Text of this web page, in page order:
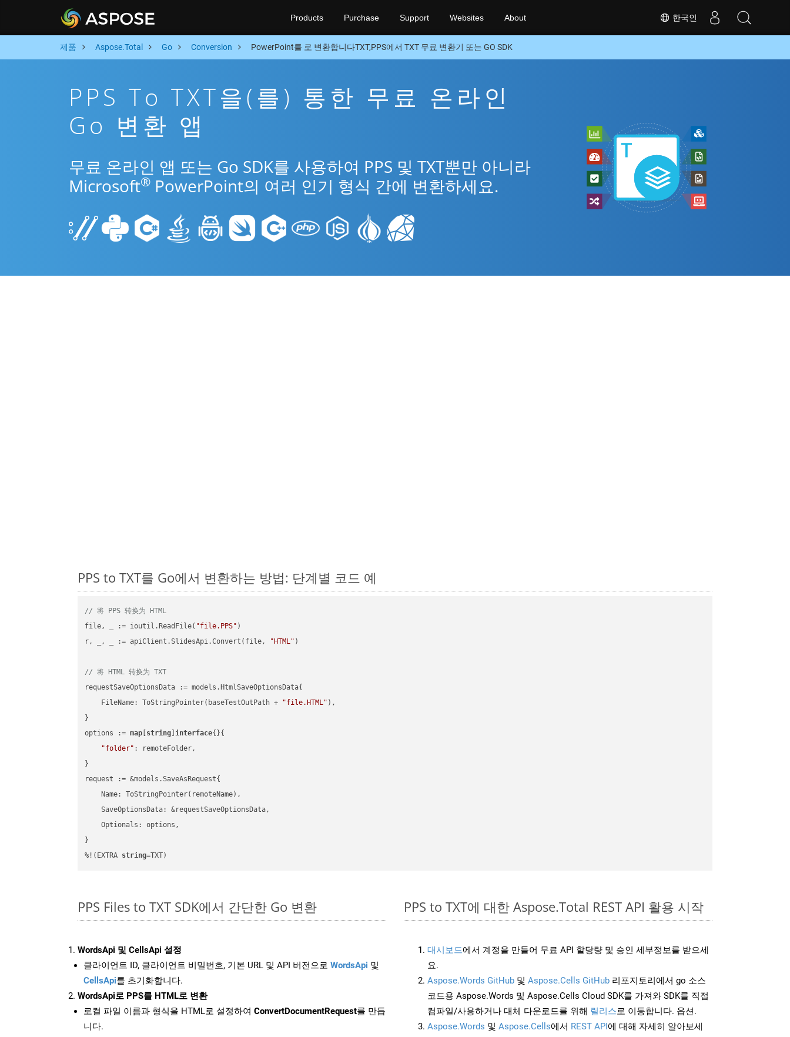
한국인
Products Purchase Support Websites About
제품 Aspose.Total Go Conversion PowerPoint를 로 변환합니다TXT,PPS에서 TXT 무료 변환기 또는 GO SDK
PPS To TXT을(를) 통한 무료 온라인
Go 변환 앱
무료 온라인 앱 또는 Go SDK를 사용하여 PPS 및 TXT뿐만 아니라
Microsoft® PowerPoint의 여러 인기 형식 간에 변환하세요.
PPS to TXT를 Go에서 변환하는 방법: 단계별 코드 예
// 将 PPS 转换为 HTML
file, _ := ioutil.ReadFile( "file.PPS" )
r, _, _ := apiClient.SlidesApi.Convert(file,
"HTML" )
// 将 HTML 转换为 TXT
requestSaveOptionsData := models.HtmlSaveOptionsData{
    FileName: ToStringPointer(baseTestOutPath +
"file.HTML" ),
}
options := map string ]interface{}{
"folder" : remoteFolder,
}
request := &models.SaveAsRequest{
    Name: ToStringPointer(remoteName),
    SaveOptionsData: &requestSaveOptionsData,
    Optionals: options,
}
%!(EXTRA string=TXT)
PPS Files to TXT SDK에서 간단한 Go 변환
WordsApi 및 CellsApi 설정
클라이언트 ID, 클라이언트 비밀번호, 기본 URL 및 API 버전으로 WordsApi 및
CellsApi를 초기화합니다.
WordsApi로 PPS를 HTML로 변환
로컬 파일 이름과 형식을 HTML로 설정하여 ConvertDocumentRequest를 만듭
니다.
PPS to TXT에 대한 Aspose.Total REST API 활용 시작
대시보드에서 계정을 만들어 무료 API 할당량 및 승인 세부정보를 받으세
요.
Aspose.Words GitHub 및 Aspose.Cells GitHub 리포지토리에서 go 소스
코드용 Aspose.Words 및 Aspose.Cells Cloud SDK를 가져와 SDK를 직접
컴파일/사용하거나 대체 다운로드를 위해 릴리스로 이동합니다. 옵션.
Aspose.Words 및 Aspose.Cells에서 REST API에 대해 자세히 알아보세